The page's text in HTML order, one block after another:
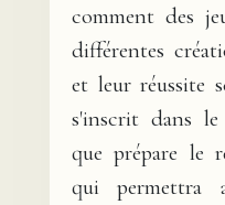
comment des
différentes
et leur réussite
s'inscrit dans
que prépare le
qui permettra